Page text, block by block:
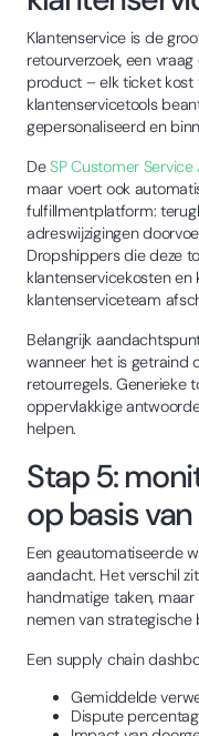
Klantenservice is de
retourverzoek, een
product – elk ticket kost
klantenservicetools
gepersonaliseerd en
DeSP Customer Service
maar voert ook
fulfillmentplatform:
adreswijzigingen
Dropshippers die deze
klantenservicekosten en
klantenserviceteam
Belangrijk
wanneer het is getraind
retourregels. Generieke
oppervlakkige
helpen.
Stap 5:
op basis
Een geautomatiseerde
aandacht. Het verschil
handmatige taken,
nemen van strategische
Een supply chain
Gemiddelde
Dispute